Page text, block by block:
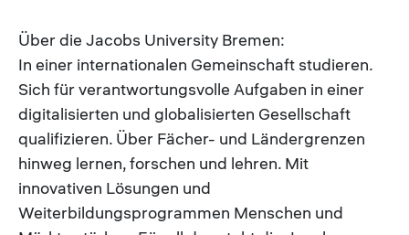
Über die Jacobs University Bremen:
In einer internationalen Gemeinschaft studieren.
Sich für verantwortungsvolle Aufgaben in einer
digitalisierten und globalisierten Gesellschaft
qualifizieren. Über Fächer- und Ländergrenzen
hinweg lernen, forschen und lehren. Mit
innovativen Lösungen und
Weiterbildungsprogrammen Menschen und